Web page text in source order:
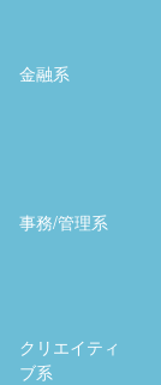
金融系
事務/管理系
クリエイティ
ブ系